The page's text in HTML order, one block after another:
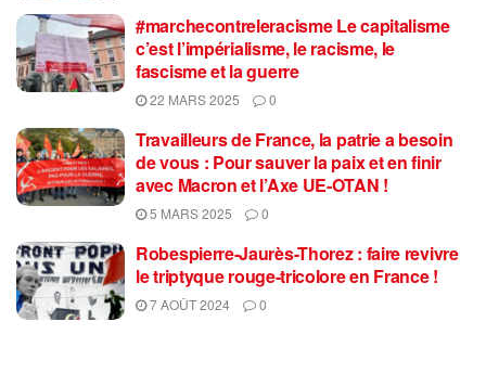
#marchecontreleracisme Le capitalisme
c’est l’impérialisme, le racisme, le
fascisme et la guerre
22 MARS 2025 0
Travailleurs de France, la patrie a besoin
de vous : Pour sauver la paix et en finir
avec Macron et l’Axe UE-OTAN !
5 MARS 2025 0
Robespierre-Jaurès-Thorez : faire revivre
le triptyque rouge-tricolore en France !
7 AOÛT 2024 0